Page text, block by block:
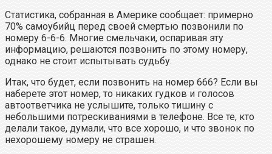
Статистика, собранная в Америке сообщает: примерно
70% самоубийц перед своей смертью позвонили по
номеру 6-6-6. Многие смельчаки, оспаривая эту
информацию, решаются позвонить по этому номеру,
однако не стоит испытывать судьбу.
Итак, что будет, если позвонить на номер 666? Если вы
наберете этот номер, то никаких гудков и голосов
автоответчика не услышите, только тишину с
небольшими потрескиваниями в телефоне. Все те, кто
делали такое, думали, что все хорошо, и что звонок по
нехорошему номеру не страшен.